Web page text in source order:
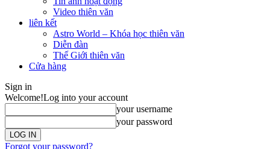
Video thiên văn
liên kết
Astro World – Khóa học thiên văn
Diễn đàn
Thế Giới thiên văn
Cửa hàng
Sign in
Welcome!Log into your account
your username
your password
Forgot your password?